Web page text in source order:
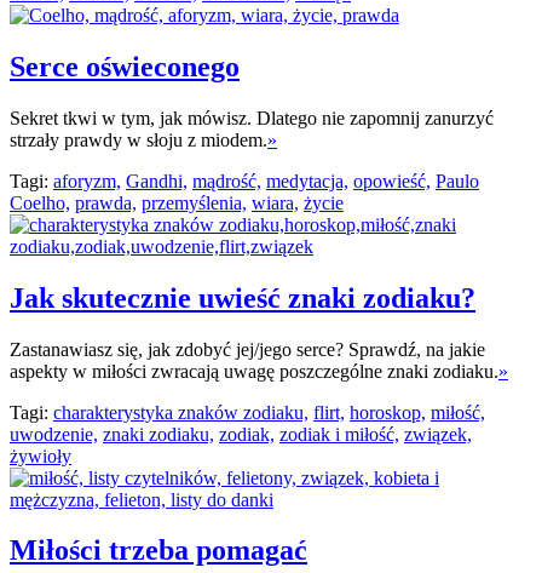
Serce oświeconego
Sekret tkwi w tym, jak mówisz. Dlatego nie zapomnij zanurzyć
strzały prawdy w słoju z miodem.»
Tagi: aforyzm, Gandhi, mądrość, medytacja, opowieść, Paulo
Coelho, prawda, przemyślenia, wiara, życie
Jak skutecznie uwieść znaki zodiaku?
Zastanawiasz się, jak zdobyć jej/jego serce? Sprawdź, na jakie
aspekty w miłości zwracają uwagę poszczególne znaki zodiaku.»
Tagi: charakterystyka znaków zodiaku, flirt, horoskop, miłość,
uwodzenie, znaki zodiaku, zodiak, zodiak i miłość, związek,
żywioły
Miłości trzeba pomagać